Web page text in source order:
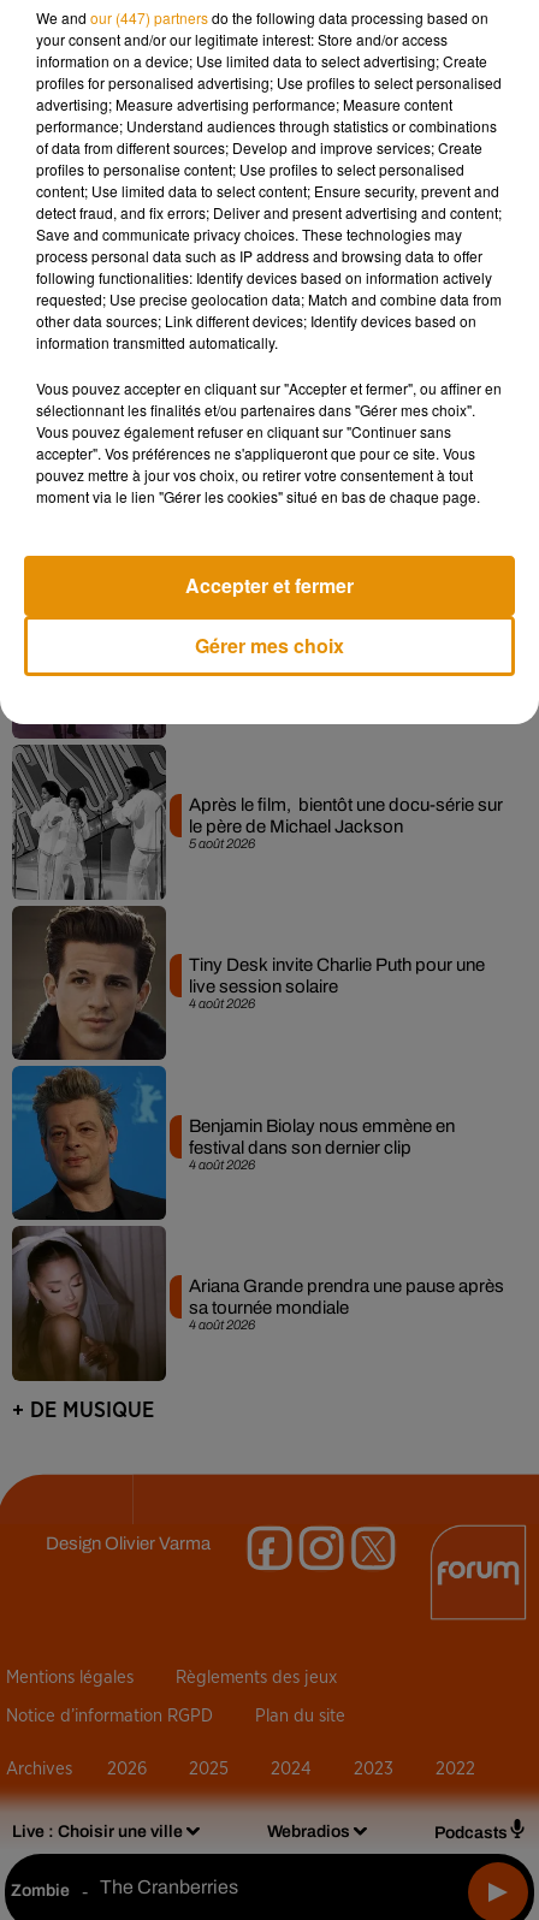
Live : Choisir une ville Webradios Podcasts
Zombie - The Cranberries
matière de chauffage (bâtiments municipaux, équipements
sportifs et culturels, etc.),hors écoles, et pour limiter les
illuminations de fin d’année. »
Enfin pour faire encore davantage d’économies, l’ensemble
des 22 maires de la Métropole travaillent sur« une série de
mesures plus large » sur l’ensemble de l’éclairage public
qui devrait voir le jour prochainement.
Musique
Pomme emprunte le décor de l’émission
« Loups Garous » pour son...
La version réécrite de « Beautiful Day »
5 août 2026
Après le film, bientôt une docu-série sur
le père de Michael Jackson
4 août 2026
Tiny Desk invite Charlie Puth pour une
live session solaire
4 août 2026
Benjamin Biolay nous emmène en
festival dans son dernier clip
4 août 2026
Ariana Grande prendra une pause après
sa tournée mondiale
+ DE MUSIQUE
DesignOlivier Varma
Mentions légales Règlements des jeux
Notice d’information RGPD Plan du site
Archives 2026 2025 2024 2023 2022
We and our (447) partnersdo the following data processing based on
your consent and/or our legitimate interest: Store and/or access
information on a device; Use limited data to select advertising; Create
profiles for personalised advertising; Use profiles to select personalised
advertising; Measure advertising performance; Measure content
performance; Understand audiences through statistics or combinations
of data from different sources; Develop and improve services; Create
profiles to personalise content; Use profiles to select personalised
content; Use limited data to select content; Ensure security, prevent and
detect fraud, and fix errors; Deliver and present advertising and content;
Save and communicate privacy choices. These technologies may
process personal data such as IP address and browsing data to offer
following functionalities: Identify devices based on information actively
requested; Use precise geolocation data; Match and combine data from
other data sources; Link different devices; Identify devices based on
information transmitted automatically.
Vous pouvez accepter en cliquant sur "Accepter et fermer", ou affiner en
sélectionnant les finalités et/ou partenaires dans "Gérer mes choix".
Vous pouvez également refuser en cliquant sur "Continuer sans
accepter". Vos préférences ne s'appliqueront que pour ce site. Vous
pouvez mettre à jour vos choix, ou retirer votre consentement à tout
moment via le lien "Gérer les cookies" situé en bas de chaque page.
Gérer mes choix
Accepter et fermer